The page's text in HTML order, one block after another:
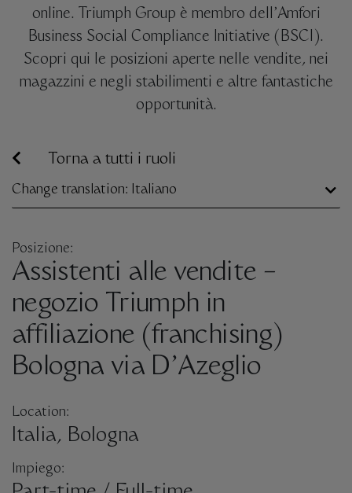
online. Triumph Group è membro dell’Amfori
Business Social Compliance Initiative (BSCI).
Scopri qui le posizioni aperte nelle vendite, nei
magazzini e negli stabilimenti e altre fantastiche
opportunità.
Torna a tutti i ruoli
Change translation: Italiano
Posizione:
Assistenti alle vendite –
negozio Triumph in
affiliazione (franchising)
Bologna via D’Azeglio
Location:
Italia, Bologna
Impiego: